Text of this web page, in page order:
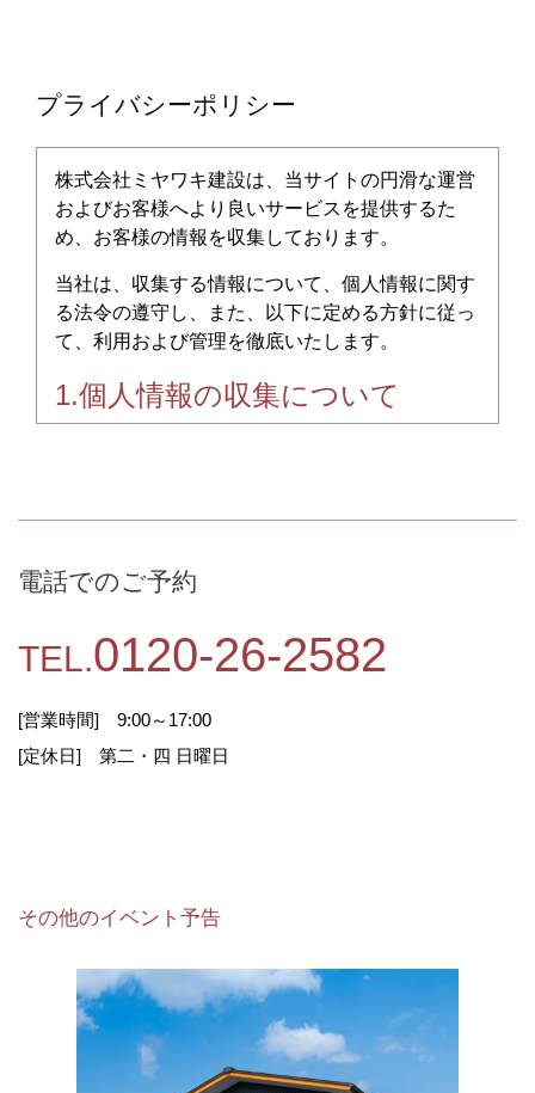
プライバシーポリシー
株式会社ミヤワキ建設は、当サイトの円滑な運営
およびお客様へより良いサービスを提供するた
め、お客様の情報を収集しております。
当社は、収集する情報について、個人情報に関す
る法令の遵守し、また、以下に定める方針に従っ
て、利用および管理を徹底いたします。
1.個人情報の収集について
たお客様の情報。
1または2において収集した個人情報は、お問い合
に利用および第三者に開示または提供いたしませ
ん。ただし、以下にいずれかに該当する場合は、
この限りではありません。
・法令に基づく開示要請があった場合。
電話でのご予約
TEL.0120-26-2582
[営業時間] 9:00～17:00
[定休日] 第二・四 日曜日
その他のイベント予告